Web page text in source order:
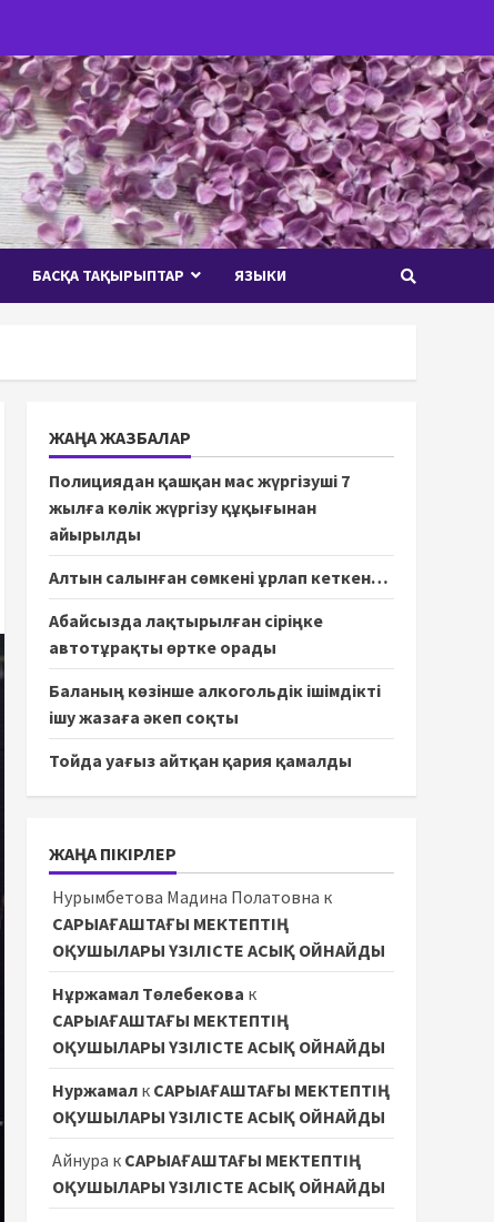
БАСҚА ТАҚЫРЫПТАР ЯЗЫКИ
ЖАҢА ЖАЗБАЛАР
Полициядан қашқан мас жүргізуші 7
жылға көлік жүргізу құқығынан
айырылды
Алтын салынған сөмкені ұрлап кеткен…
Абайсызда лақтырылған сіріңке
автотұрақты өртке орады
Баланың көзінше алкогольдік ішімдікті
ішу жазаға әкеп соқты
Тойда уағыз айтқан қария қамалды
ЖАҢА ПІКІРЛЕР
Нурымбетова Мадина Полатовна к
САРЫАҒАШТАҒЫ МЕКТЕПТІҢ
ОҚУШЫЛАРЫ ҮЗІЛІСТЕ АСЫҚ ОЙНАЙДЫ
Нұржамал Төлебекова к
САРЫАҒАШТАҒЫ МЕКТЕПТІҢ
ОҚУШЫЛАРЫ ҮЗІЛІСТЕ АСЫҚ ОЙНАЙДЫ
Нуржамалк САРЫАҒАШТАҒЫ МЕКТЕПТІҢ
ОҚУШЫЛАРЫ ҮЗІЛІСТЕ АСЫҚ ОЙНАЙДЫ
Айнура к САРЫАҒАШТАҒЫ МЕКТЕПТІҢ
ОҚУШЫЛАРЫ ҮЗІЛІСТЕ АСЫҚ ОЙНАЙДЫ